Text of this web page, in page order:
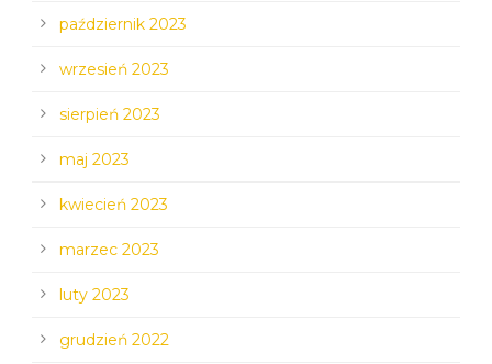
październik 2023
wrzesień 2023
sierpień 2023
maj 2023
kwiecień 2023
marzec 2023
luty 2023
grudzień 2022